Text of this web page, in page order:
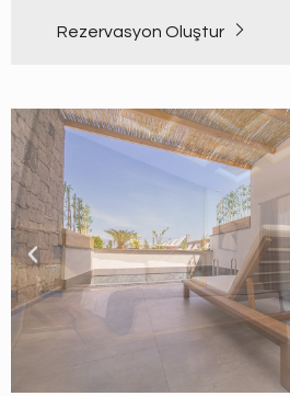
Rezervasyon Oluştur